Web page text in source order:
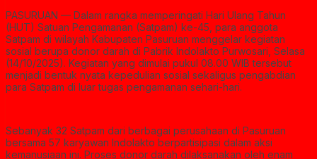
PASURUAN — Dalam rangka memperingati Hari Ulang Tahun
(HUT) Satuan Pengamanan (Satpam) ke-45, para anggota
Satpam di wilayah Kabupaten Pasuruan menggelar kegiatan
sosial berupa donor darah di Pabrik Indolakto Purwosari, Selasa
(14/10/2025). Kegiatan yang dimulai pukul 08.00 WIB tersebut
menjadi bentuk nyata kepedulian sosial sekaligus pengabdian
para Satpam di luar tugas pengamanan sehari-hari.
Sebanyak 32 Satpam dari berbagai perusahaan di Pasuruan
bersama 57 karyawan Indolakto berpartisipasi dalam aksi
kemanusiaan ini. Proses donor darah dilaksanakan oleh enam